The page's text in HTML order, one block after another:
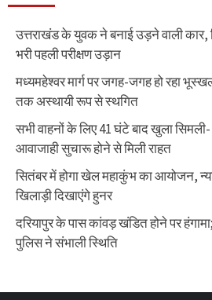
उत्तराखंड के युवक ने बनाई उड़ने वाली कार,
भरी पहली परीक्षण उड़ान
मध्यमहेश्वर मार्ग पर जगह-जगह हो रहा
तक अस्थायी रूप से स्थगित
सभी वाहनों के लिए 41 घंटे बाद खुला
आवाजाही सुचारू होने से मिली राहत
सितंबर में होगा खेल महाकुंभ का आयोजन,
खिलाड़ी दिखाएंगे हुनर
दरियापुर के पास कांवड़ खंडित होने पर
पुलिस ने संभाली स्थिति